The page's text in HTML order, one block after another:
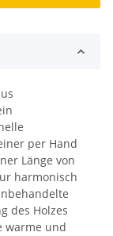
per Hand
Länge von
harmonisch
des Holzes
warme und